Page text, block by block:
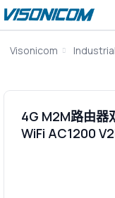
Visonicom Industrial
4G M2M路由器
WiFi AC1200